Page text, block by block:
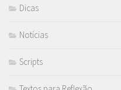
Dicas
Notícias
Scripts